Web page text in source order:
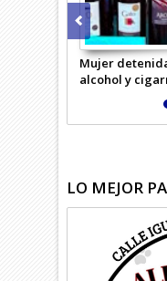
Mujer
alcohol y
LO MEJOR